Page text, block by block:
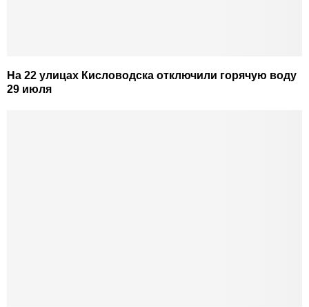
На 22 улицах Кисловодска отключили горячую воду
29 июля